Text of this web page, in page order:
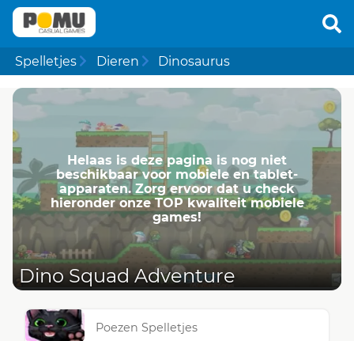
Spelletjes Dieren Dinosaurus
Helaas is deze pagina is nog niet
beschikbaar voor mobiele en tablet-
apparaten. Zorg ervoor dat u check
hieronder onze TOP kwaliteit mobiele
games!
Dino Squad Adventure
Poezen Spelletjes